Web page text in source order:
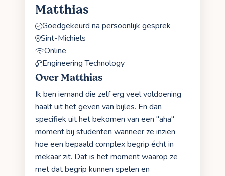
Matthias
Goedgekeurd na persoonlijk gesprek
Sint-Michiels
Online
Engineering Technology
Over Matthias
Ik ben iemand die zelf erg veel voldoening
haalt uit het geven van bijles. En dan
specifiek uit het bekomen van een "aha"
moment bij studenten wanneer ze inzien
hoe een bepaald complex begrip écht in
mekaar zit. Dat is het moment waarop ze
met dat begrip kunnen spelen en